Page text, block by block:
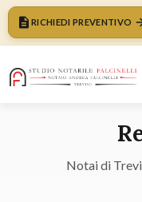
RICHIEDI PREVENTIVO
Notai di